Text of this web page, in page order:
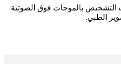
التشخيص بالموجات فوق الصوتية
الطبي.